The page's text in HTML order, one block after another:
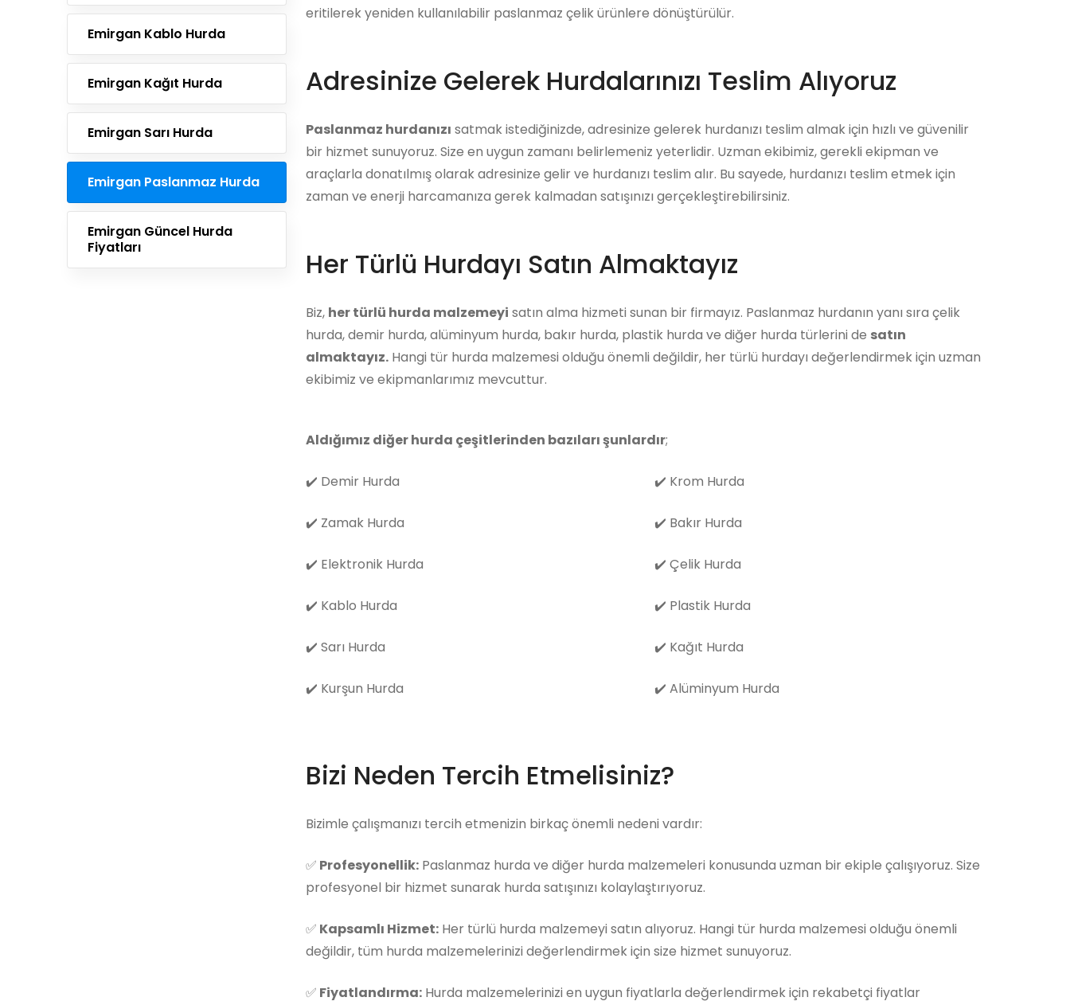
Emirgan Kablo Hurda
Emirgan Kağıt Hurda
Emirgan Sarı Hurda
Emirgan Paslanmaz Hurda
Emirgan Güncel Hurda
Fiyatları
eritilerek yeniden kullanılabilir paslanmaz çelik ürünlere dönüştürülür.
Adresinize Gelerek Hurdalarınızı Teslim Alıyoruz
Paslanmaz hurdanızı satmak istediğinizde, adresinize gelerek hurdanızı teslim almak için hızlı ve güvenilir
bir hizmet sunuyoruz. Size en uygun zamanı belirlemeniz yeterlidir. Uzman ekibimiz, gerekli ekipman ve
araçlarla donatılmış olarak adresinize gelir ve hurdanızı teslim alır. Bu sayede, hurdanızı teslim etmek için
zaman ve enerji harcamanıza gerek kalmadan satışınızı gerçekleştirebilirsiniz.
Her Türlü Hurdayı Satın Almaktayız
Biz, her türlü hurda malzemeyi satın alma hizmeti sunan bir firmayız. Paslanmaz hurdanın yanı sıra çelik
hurda, demir hurda, alüminyum hurda, bakır hurda, plastik hurda ve diğer hurda türlerini de satın
almaktayız. Hangi tür hurda malzemesi olduğu önemli değildir, her türlü hurdayı değerlendirmek için uzman
ekibimiz ve ekipmanlarımız mevcuttur.
Aldığımız diğer hurda çeşitlerinden bazıları şunlardır;
✔️ Demir Hurda
✔️ Zamak Hurda
✔️ Elektronik Hurda
✔️ Kablo Hurda
✔️ Sarı Hurda
✔️ Kurşun Hurda
✔️ Krom Hurda
✔️ Bakır Hurda
✔️ Çelik Hurda
✔️ Plastik Hurda
✔️ Kağıt Hurda
✔️ Alüminyum Hurda
Bizi Neden Tercih Etmelisiniz?
Bizimle çalışmanızı tercih etmenizin birkaç önemli nedeni vardır:
✅ Profesyonellik: Paslanmaz hurda ve diğer hurda malzemeleri konusunda uzman bir ekiple çalışıyoruz. Size
profesyonel bir hizmet sunarak hurda satışınızı kolaylaştırıyoruz.
✅ Kapsamlı Hizmet: Her türlü hurda malzemeyi satın alıyoruz. Hangi tür hurda malzemesi olduğu önemli
değildir, tüm hurda malzemelerinizi değerlendirmek için size hizmet sunuyoruz.
✅ Fiyatlandırma: Hurda malzemelerinizi en uygun fiyatlarla değerlendirmek için rekabetçi fiyatlar